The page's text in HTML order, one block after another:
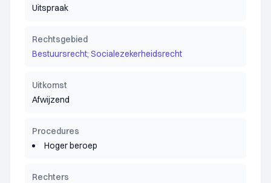
Uitspraak
Rechtsgebied
Bestuursrecht; Socialezekerheidsrecht
Uitkomst
Afwijzend
Procedures
Hoger beroep
Rechters